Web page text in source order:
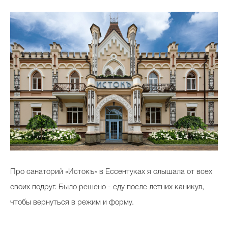
Про санаторий «Истокъ» в Ессентуках я слышала от всех
своих подруг. Было решено - еду после летних каникул,
чтобы вернуться в режим и форму.